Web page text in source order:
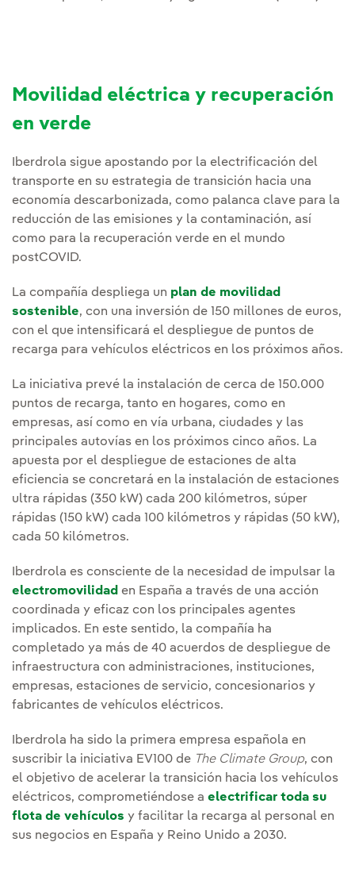
Movilidad eléctrica y recuperación
en verde
Iberdrola sigue apostando por la electrificación del
transporte en su estrategia de transición hacia una
economía descarbonizada, como palanca clave para la
reducción de las emisiones y la contaminación, así
como para la recuperación verde en el mundo
postCOVID.
La compañía despliega un plan de movilidad
sostenible, con una inversión de 150 millones de euros,
con el que intensificará el despliegue de puntos de
recarga para vehículos eléctricos en los próximos años.
La iniciativa prevé la instalación de cerca de 150.000
puntos de recarga, tanto en hogares, como en
empresas, así como en vía urbana, ciudades y las
principales autovías en los próximos cinco años. La
apuesta por el despliegue de estaciones de alta
eficiencia se concretará en la instalación de estaciones
ultra rápidas (350 kW) cada 200 kilómetros, súper
rápidas (150 kW) cada 100 kilómetros y rápidas (50 kW),
cada 50 kilómetros.
Iberdrola es consciente de la necesidad de impulsar la
electromovilidad en España a través de una acción
coordinada y eficaz con los principales agentes
implicados. En este sentido, la compañía ha
completado ya más de 40 acuerdos de despliegue de
infraestructura con administraciones, instituciones,
empresas, estaciones de servicio, concesionarios y
fabricantes de vehículos eléctricos.
Iberdrola ha sido la primera empresa española en
suscribir la iniciativa EV100 de The Climate Group, con
el objetivo de acelerar la transición hacia los vehículos
eléctricos, comprometiéndose a electrificar toda su
flota de vehículos y facilitar la recarga al personal en
sus negocios en España y Reino Unido a 2030.